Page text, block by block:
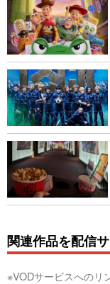
関連作品を配信
※VODサービスへのリ